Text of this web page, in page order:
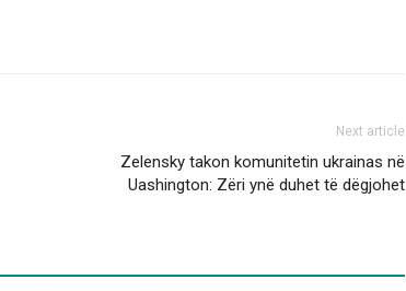
Next article
Zelensky takon komunitetin ukrainas në
Uashington: Zëri ynë duhet të dëgjohet